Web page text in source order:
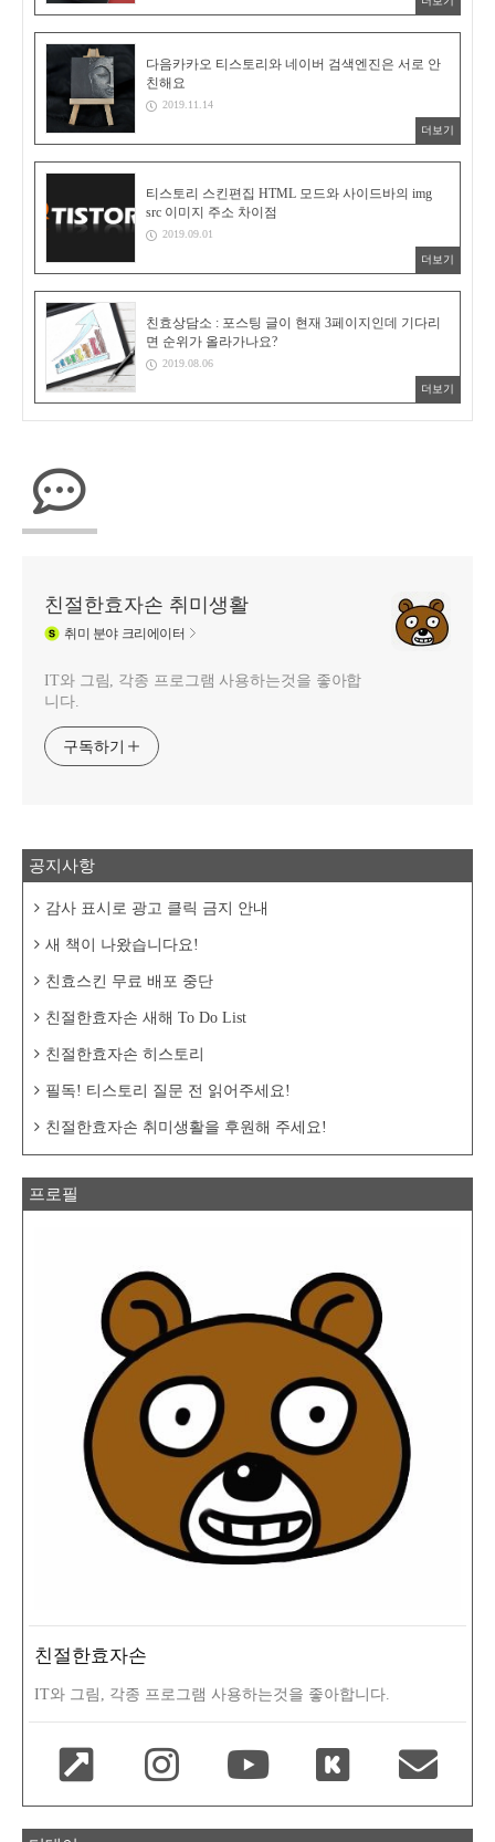
다음카카오 티스토리와 네이버 검색엔진은 서로 안
친해요
2019.11.14
더보기
티스토리 스킨편집 HTML 모드와 사이드바의 img
src 이미지 주소 차이점
2019.09.01
더보기
친효상담소 : 포스팅 글이 현재 3페이지인데 기다리
면 순위가 올라가나요?
2019.08.06
더보기
친절한효자손 취미생활
취미 분야 크리에이터
IT와 그림, 각종 프로그램 사용하는것을 좋아합
니다.
구독하기
공지사항
감사 표시로 광고 클릭 금지 안내
새 책이 나왔습니다요!
친효스킨 무료 배포 중단
친절한효자손 새해 To Do List
친절한효자손 히스토리
필독! 티스토리 질문 전 읽어주세요!
친절한효자손 취미생활을 후원해 주세요!
프로필
친절한효자손
IT와 그림, 각종 프로그램 사용하는것을 좋아합니다.